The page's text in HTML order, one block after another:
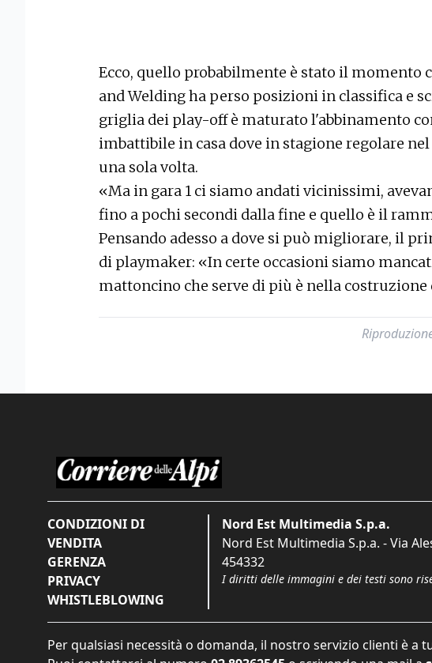
Ecco, quello probabilmente è stato il momento
and Welding ha perso posizioni in classifica e
griglia dei play-off è maturato l'abbinamento
imbattibile in casa dove in stagione regolare
una sola volta.
«Ma in gara 1 ci siamo andati vicinissimi,
fino a pochi secondi dalla fine e quello è il
Pensando adesso a dove si può migliorare, il
di playmaker: «In certe occasioni siamo
mattoncino che serve di più è nella costruzione
CONDIZIONI DI
VENDITA
GERENZA
PRIVACY
WHISTLEBLOWING
Nord Est Multimedia S.p.a.
Nord Est Multimedia S.p.a. - Via
454332
I diritti delle immagini e dei testi sono
Per qualsiasi necessità o domanda, il nostro servizio clienti è a